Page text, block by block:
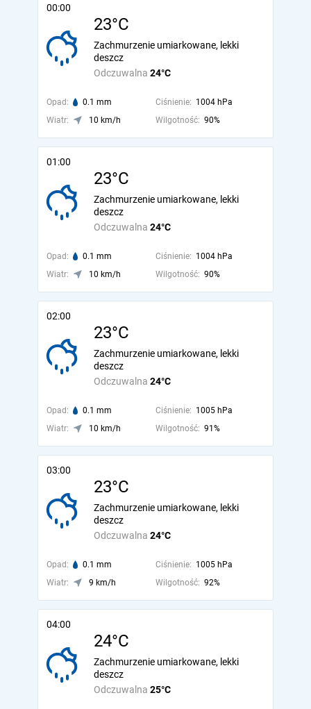
00:00
23°C
Odczuwalna 24°C
Zachmurzenie umiarkowane, lekki
deszcz
Opad: 0.1 mm Ciśnienie: 1004 hPa
Wiatr:
10 km/h Wilgotność: 90%
01:00
23°C
Odczuwalna 24°C
Zachmurzenie umiarkowane, lekki
deszcz
Opad: 0.1 mm Ciśnienie: 1004 hPa
Wiatr:
10 km/h Wilgotność: 90%
02:00
23°C
Odczuwalna 24°C
Zachmurzenie umiarkowane, lekki
deszcz
Opad: 0.1 mm Ciśnienie: 1005 hPa
Wiatr:
10 km/h Wilgotność: 91%
03:00
23°C
Odczuwalna 24°C
Zachmurzenie umiarkowane, lekki
deszcz
Opad: 0.1 mm Ciśnienie: 1005 hPa
Wiatr:
9 km/h Wilgotność: 92%
04:00
24°C
Odczuwalna 25°C
Zachmurzenie umiarkowane, lekki
deszcz